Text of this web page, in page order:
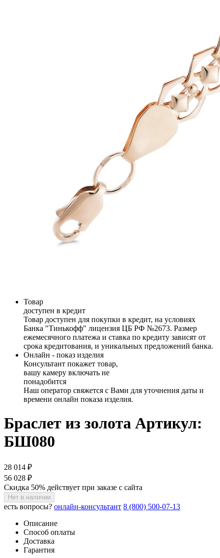
Товар
доступен в кредит
Товар доступен для покупки в кредит, на условиях
Банка "Тинькофф" лицензия ЦБ РФ №2673. Размер
ежемесячного платежа и ставка по кредиту зависят от
срока кредитования, и уникальных предложений банка.
Онлайн - показ изделия
Консультант покажет товар,
вашу камеру включать не
понадобится
Наш оператор свяжется с Вами для уточнения даты и
времени онлайн показа изделия.
Браслет из золота Артикул:
БШ080
28 014 ₽
56 028 ₽
Скидка 50% действует при заказе с сайта
Нет в наличии
есть вопросы? онлайн-консультант 8 (800) 500-07-13
Описание
Способ оплаты
Доставка
Гарантия